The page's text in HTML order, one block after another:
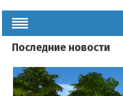
Последние новости